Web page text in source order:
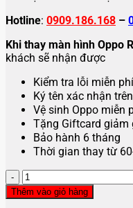
Hotline: 0909.186.168 –
Khi thay màn hình Oppo
khách sẽ nhận được
Kiểm tra lỗi miễn phí
Ký tên xác nhận
Vệ sinh Oppo miễn
Tặng Giftcard giảm
Bảo hành 6 tháng
Thời gian thay từ
Thay
màn
hình
Thêm vào giỏ hàng